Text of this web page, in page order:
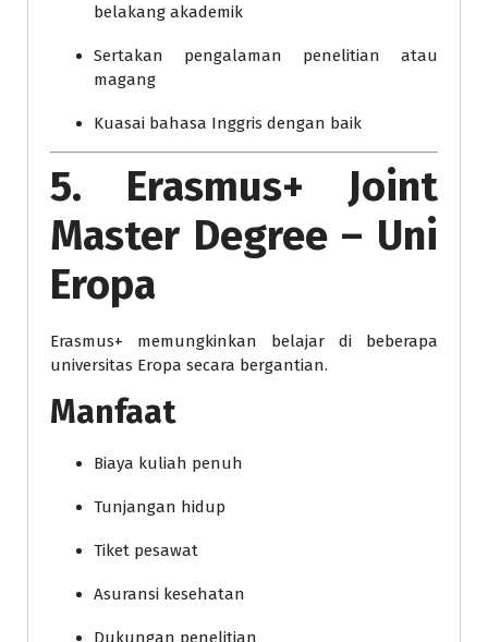
belakang akademik
Sertakan pengalaman penelitian atau
magang
Kuasai bahasa Inggris dengan baik
5. Erasmus+ Joint
Master Degree – Uni
Eropa
Erasmus+ memungkinkan belajar di beberapa
universitas Eropa secara bergantian.
Manfaat
Biaya kuliah penuh
Tunjangan hidup
Tiket pesawat
Asuransi kesehatan
Dukungan penelitian